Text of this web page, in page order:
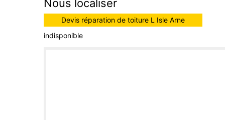
Nous localiser
Devis réparation de toiture L Isle Arne
indisponible